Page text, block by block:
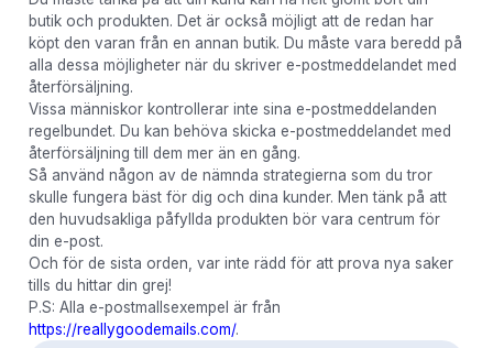
butik och produkten. Det är också möjligt att de redan har
köpt den varan från en annan butik. Du måste vara beredd på
alla dessa möjligheter när du skriver e-postmeddelandet med
återförsäljning.
Vissa människor kontrollerar inte sina e-postmeddelanden
regelbundet. Du kan behöva skicka e-postmeddelandet med
återförsäljning till dem mer än en gång.
Så använd någon av de nämnda strategierna som du tror
skulle fungera bäst för dig och dina kunder. Men tänk på att
den huvudsakliga påfyllda produkten bör vara centrum för
din e-post.
Och för de sista orden, var inte rädd för att prova nya saker
tills du hittar din grej!
P.S: Alla e-postmallsexempel är från
https://reallygoodemails.com/.